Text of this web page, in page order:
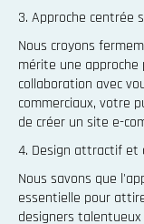
3. Approche centrée
Nous croyons
mérite une
collaboration avec
commerciaux, votre
de créer un site e-
4. Design attractif et
Nous savons que
essentielle pour
designers